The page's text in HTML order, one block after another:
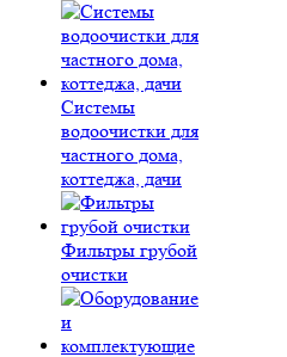
Системы
водоочистки для
частного дома,
коттеджа, дачи
Фильтры грубой
очистки